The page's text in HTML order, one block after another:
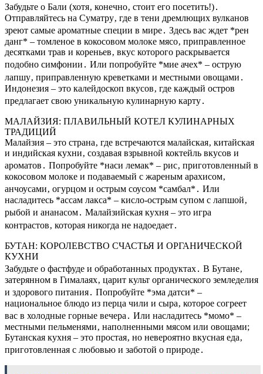
Забудьте о Бали (хотя‚ конечно‚ стоит его посетить!)․
Отправляйтесь на Суматру‚ где в тени дремлющих вулканов
зреют самые ароматные специи в мире․ Здесь вас ждет *рен
данг* – томленое в кокосовом молоке мясо‚ приправленное
десятками трав и кореньев‚ вкус которого раскрывается
подобно симфонии․ Или попробуйте *мие ачех* – острую
лапшу‚ приправленную креветками и местными овощами․
Индонезия – это калейдоскоп вкусов‚ где каждый остров
предлагает свою уникальную кулинарную карту․
МАЛАЙЗИЯ: ПЛАВИЛЬНЫЙ КОТЕЛ КУЛИНАРНЫХ
ТРАДИЦИЙ
Малайзия – это страна‚ где встречаются малайская‚ китайская
и индийская кухни‚ создавая взрывной коктейль вкусов и
ароматов․ Попробуйте *наси лемак* – рис‚ приготовленный в
кокосовом молоке и подаваемый с жареным арахисом‚
анчоусами‚ огурцом и острым соусом *самбал*․ Или
насладитесь *ассам лакса* – кисло-острым супом с лапшой‚
рыбой и ананасом․ Малайзийская кухня – это игра
контрастов‚ которая никогда не надоедает․
БУТАН: КОРОЛЕВСТВО СЧАСТЬЯ И ОРГАНИЧЕСКОЙ
КУХНИ
Забудьте о фастфуде и обработанных продуктах․ В Бутане‚
затерянном в Гималаях‚ царит культ органического земледелия
и здорового питания․ Попробуйте *эма датси* –
национальное блюдо из перца чили и сыра‚ которое согреет
вас в холодные горные вечера․ Или насладитесь *момо* –
местными пельменями‚ наполненными мясом или овощами;
Бутанская кухня – это простая‚ но невероятно вкусная еда‚
приготовленная с любовью и заботой о природе․